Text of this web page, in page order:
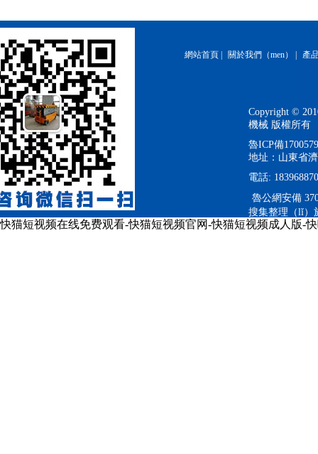
網站首頁 關於我們（men） 產
Copyright ©
機械 版權所有
魯ICP備
地址：山東省
電話:
魯公網安備
搜集整理（lǐ）
與交流使用（
快猫短视频在线免费观看-快猫短视频官网-快猫短视频成人版-